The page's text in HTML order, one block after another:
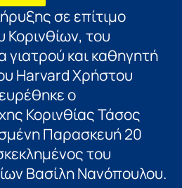
σε επίτιμο
του
γιατρού και καθηγητή
Harvard Χρήστου
ο
Κορινθίας Τάσος
Παρασκευή 20
του
Βασίλη Νανόπουλου.